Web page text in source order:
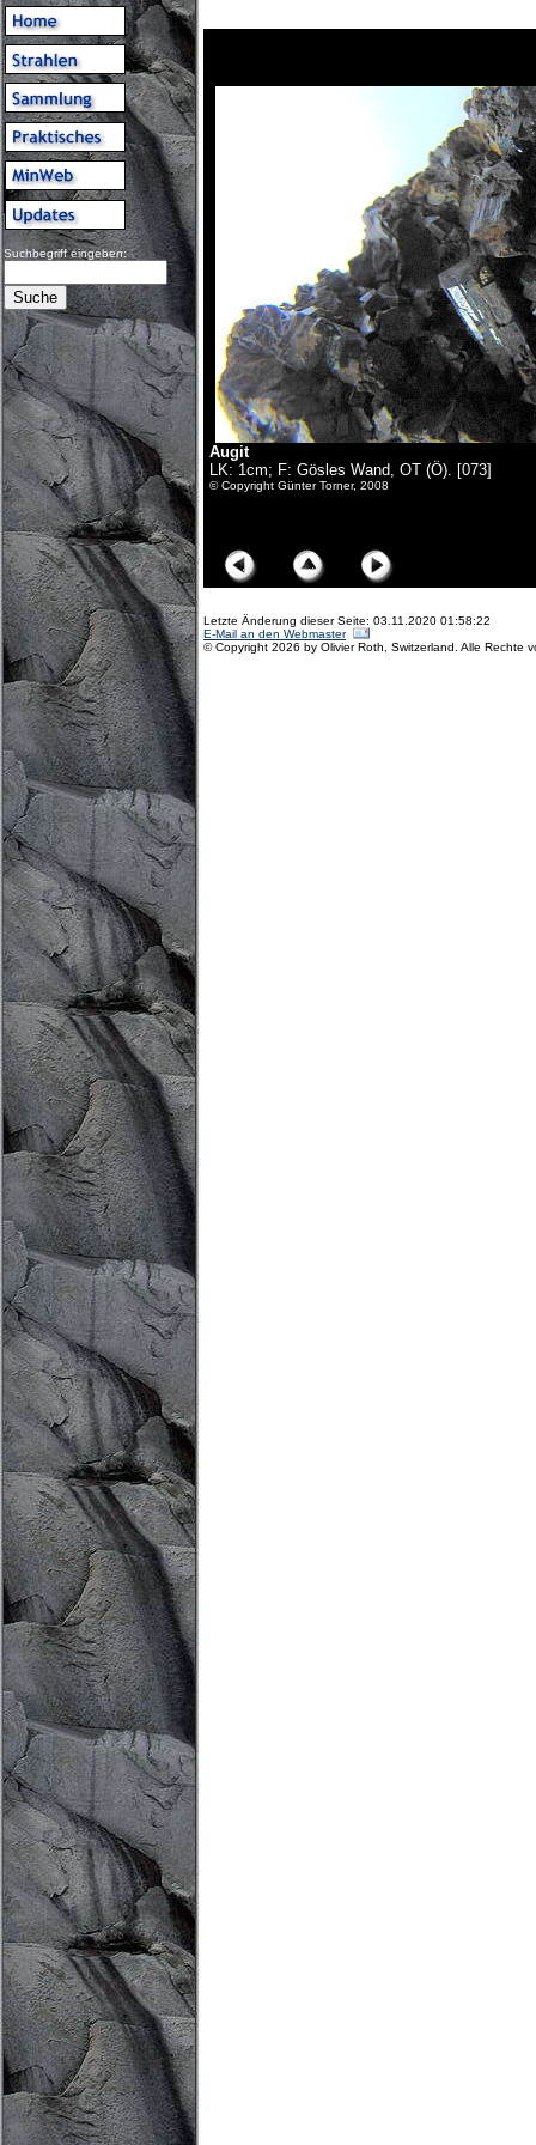
Suchbegriff eingeben:
Augit
LK: 1cm; F: Gösles Wand, OT (Ö). [073]
© Copyright Günter Torner, 2008
Letzte Änderung dieser Seite: 03.11.2020 01:58:22
E-Mail an den Webmaster
© Copyright 2026 by Olivier Roth, Switzerland. Alle Rechte